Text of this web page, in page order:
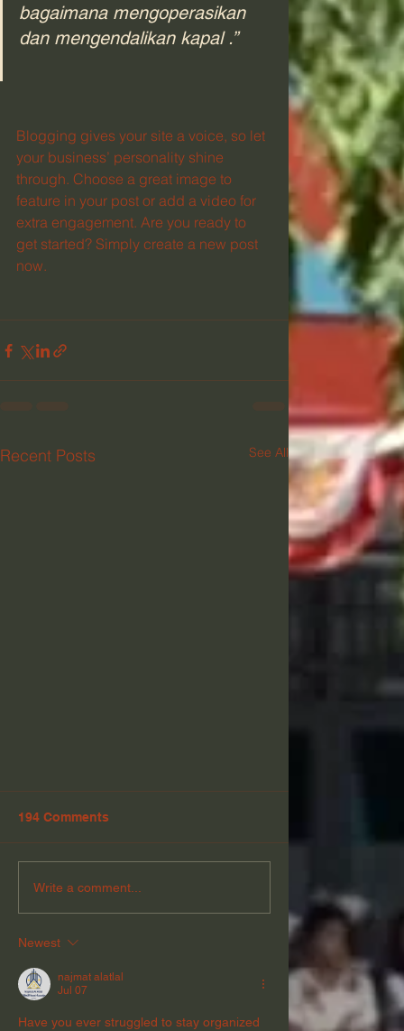
bagaimana mengoperasikan
dan mengendalikan kapal .”
Blogging gives your site a voice, so let
your business’ personality shine
through. Choose a great image to
feature in your post or add a video for
extra engagement. Are you ready to
get started? Simply create a new post
now.
Recent Posts See All
dan XII
194 Comments
Write a comment...
Newest
najmat alatlal
Jul 07
Have you ever struggled to stay organized